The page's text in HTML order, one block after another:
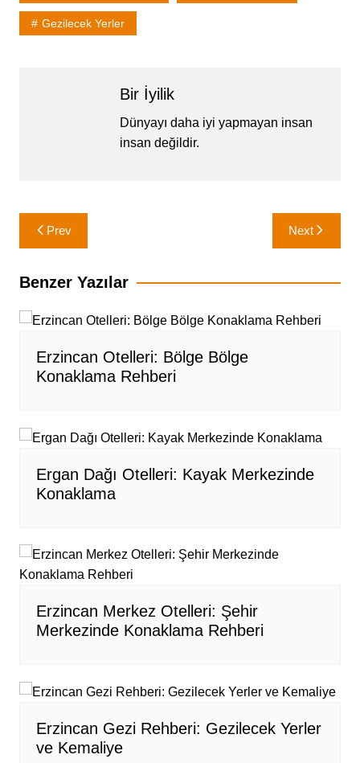
Gezilecek Yerler
Bir İyilik
Dünyayı daha iyi yapmayan insan
insan değildir.
Yazı
gezinmesi
Prev Next
Benzer Yazılar
Erzincan Otelleri: Bölge Bölge
Konaklama Rehberi
Ergan Dağı Otelleri: Kayak Merkezinde
Konaklama
Erzincan Merkez Otelleri: Şehir
Merkezinde Konaklama Rehberi
Erzincan Gezi Rehberi: Gezilecek Yerler
ve Kemaliye